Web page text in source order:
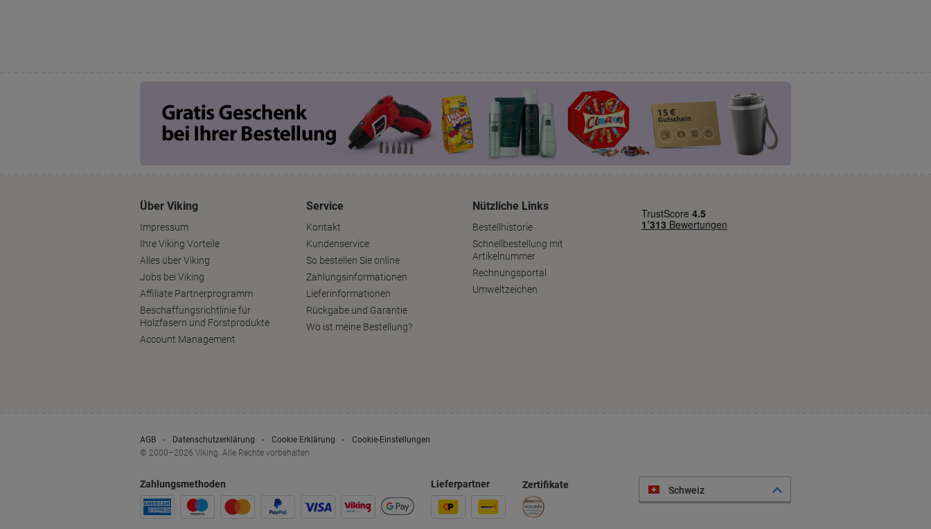
Über Viking
Impressum
Ihre Viking Vorteile
Alles über Viking
Jobs bei Viking
Affiliate Partnerprogramm
Beschaffungsrichtlinie für
Holzfasern und Forstprodukte
Account Management
Service
Kontakt
Kundenservice
So bestellen Sie online
Zahlungsinformationen
Lieferinformationen
Rückgabe und Garantie
Wo ist meine Bestellung?
Nützliche Links
Bestellhistorie
Schnellbestellung mit
Artikelnummer
Rechnungsportal
Umweltzeichen
AGB Datenschutzerklärung Cookie Erklärung
Cookie-Einstellungen
© 2000–2026 Viking. Alle Rechte vorbehalten
Zahlungsmethoden Lieferpartner Zertifikate Schweiz